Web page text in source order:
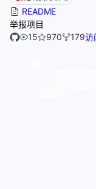
README
举报项目
15
970 179访